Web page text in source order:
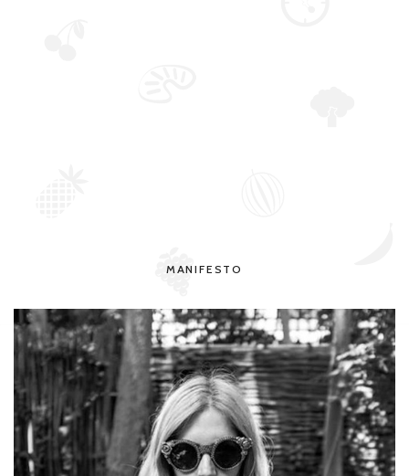
MANIFESTO